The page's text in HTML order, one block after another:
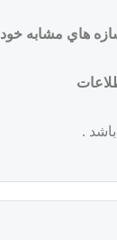
هاي مشابه خود
.